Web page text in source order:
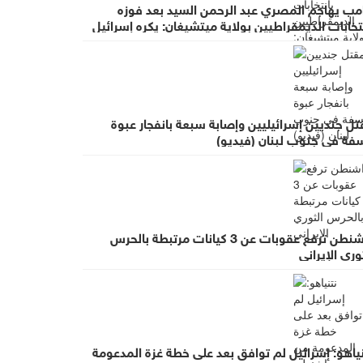
يهاجم المصري عبد الرحمن السيد بعد فوزه
الديمقراطيين بولاية ميتشيغان: يكره إسرائيل
جنديين إسرائيليين وإصابة سبعة بانفجار عبوة
في جنوب لبنان (فيديو)
واشنطن ترفع عقوبات عن 3 كيانات مرتبطة بالحرس
الإيراني
إسرائيل لم توافق بعد على خطة غزة المدعومة